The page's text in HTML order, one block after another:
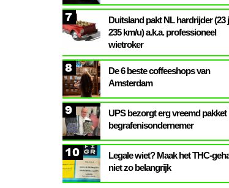
7
Duitsland pakt NL hardrijder (23
235 km/u) a.k.a. professioneel
wietroker
8
De 6 beste coffeeshops van
Amsterdam
9
UPS bezorgt erg vreemd pakket
begrafenisondernemer
10
Legale wiet? Maak het THC-
niet zo belangrijk